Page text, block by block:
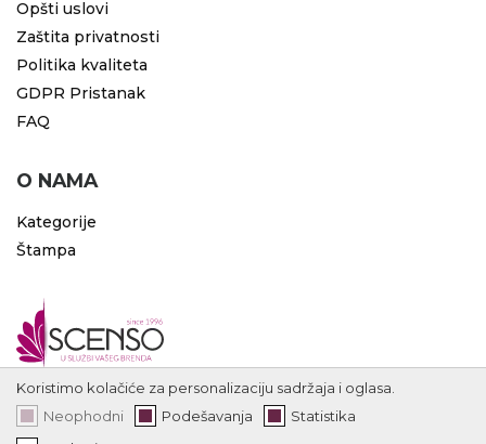
Opšti uslovi
Zaštita privatnosti
Politika kvaliteta
GDPR Pristanak
FAQ
O NAMA
Kategorije
Štampa
Koristimo kolačiće za personalizaciju sadržaja i oglasa.
Neophodni
Podešavanja
Statistika